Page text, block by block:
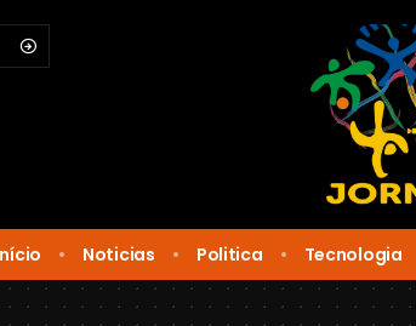
Noticias Politica Tecnologia